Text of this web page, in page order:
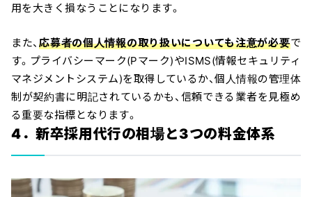
用を大きく損なうことになります。
また、応募者の個人情報の取り扱いについても注意が必要で
す。プライバシーマーク(Pマーク)やISMS(情報セキュリティ
マネジメントシステム)を取得しているか、個人情報の管理体
制が契約書に明記されているかも、信頼できる業者を見極め
る重要な指標となります。
4．新卒採用代行の相場と3つの料金体系